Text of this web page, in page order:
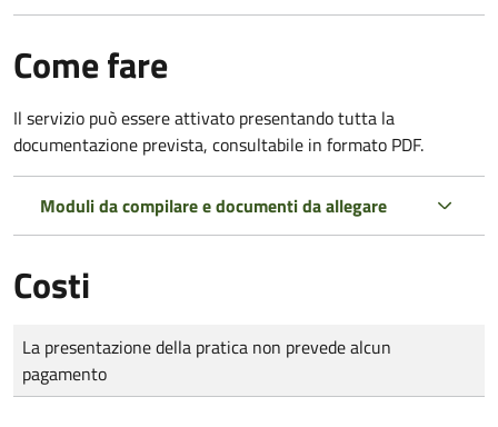
Come fare
Il servizio può essere attivato presentando tutta la
documentazione prevista, consultabile in formato PDF.
Moduli da compilare e documenti da allegare
Costi
Tipo di pagamento
Importo
La presentazione della pratica non prevede alcun
pagamento